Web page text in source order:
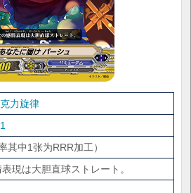
力旋律
其中1张为RRR加工）
現は大胆直球ストレート。